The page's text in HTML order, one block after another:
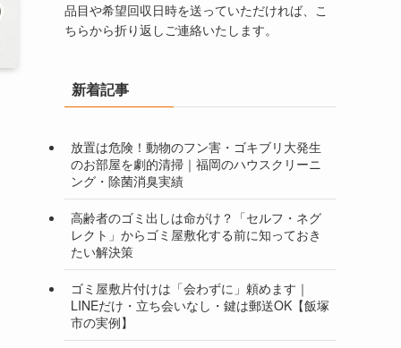
品目や希望回収日時を送っていただければ、こ
ちらから折り返しご連絡いたします。
新着記事
放置は危険！動物のフン害・ゴキブリ大発生
のお部屋を劇的清掃｜福岡のハウスクリーニ
ング・除菌消臭実績
高齢者のゴミ出しは命がけ？「セルフ・ネグ
レクト」からゴミ屋敷化する前に知っておき
たい解決策
ゴミ屋敷片付けは「会わずに」頼めます｜
LINEだけ・立ち会いなし・鍵は郵送OK【飯塚
市の実例】